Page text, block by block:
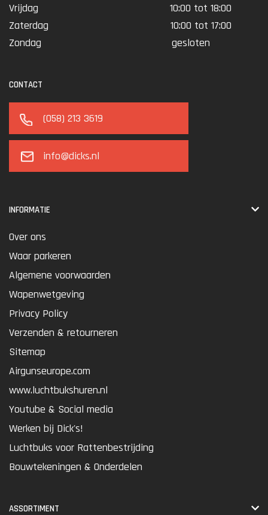
Vrijdag
10:00 tot 18:00
Zaterdag
10:00 tot 17:00
Zondag
gesloten
CONTACT
(058) 213 3619
info@dicks.nl
INFORMATIE
Over ons
Waar parkeren
Algemene voorwaarden
Wapenwetgeving
Privacy Policy
Verzenden & retourneren
Sitemap
Airgunseurope.com
www.luchtbukshuren.nl
Youtube & Social media
Werken bij Dick's!
Luchtbuks voor Rattenbestrijding
Bouwtekeningen & Onderdelen
ASSORTIMENT